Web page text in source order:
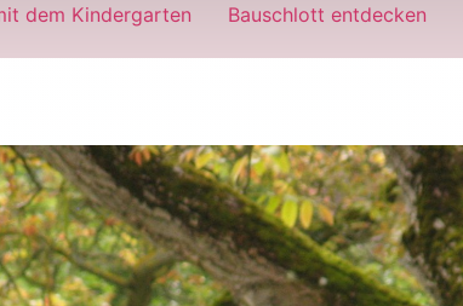
dem Kindergarten Bauschlott entdecken